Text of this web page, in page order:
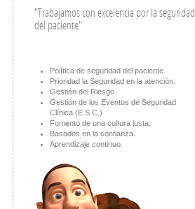
"Trabajamos con excelencia por la seguridad
del paciente"
Política de seguridad del paciente.
Prioridad la Seguridad en la atención.
Gestión del Riesgo.
Gestión de los Eventos de Seguridad
Clínica (E.S.C.)
Fomento de una cultura justa.
Basados en la confianza.
Aprendizaje continuo.